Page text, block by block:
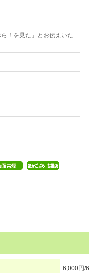
！を見た」とお伝えいた
6,000円/